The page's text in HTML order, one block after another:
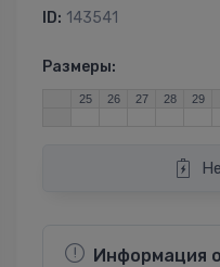
ID: 143541
Размеры:
25 26 27 28 29
Информация